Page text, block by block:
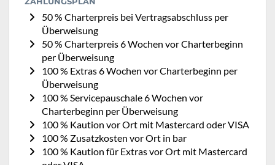
50 % Charterpreis bei Vertragsabschluss per
Überweisung
50 % Charterpreis 6 Wochen vor Charterbeginn
per Überweisung
100 % Extras 6 Wochen vor Charterbeginn per
Überweisung
100 % Servicepauschale 6 Wochen vor
Charterbeginn per Überweisung
100 % Kaution vor Ort mit Mastercard oder VISA
100 % Zusatzkosten vor Ort in bar
100 % Kaution für Extras vor Ort mit Mastercard